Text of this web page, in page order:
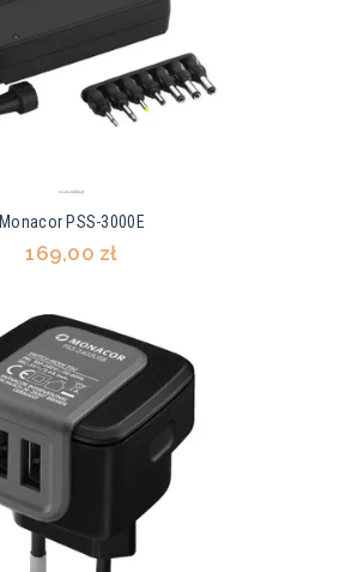
Monacor PSS-3000E
169,00 zł